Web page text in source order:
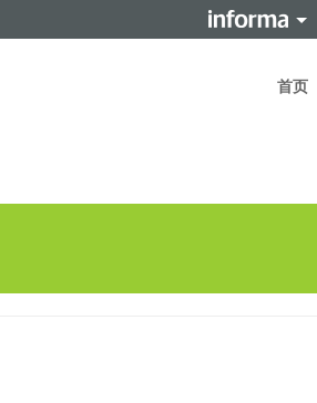
首页